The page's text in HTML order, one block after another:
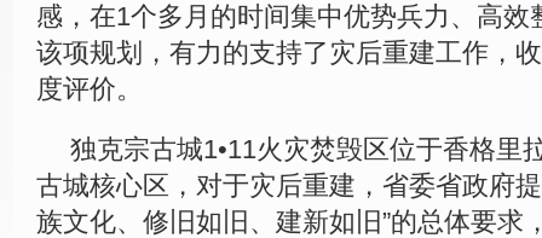
感，在1个多月的时间集中优势兵力、高效
该项规划，有力的支持了灾后重建工作，
度评价。
独克宗古城1•11火灾焚毁区位于香格里
古城核心区，对于灾后重建，省委省政府
族文化、修旧如旧、建新如旧”的总体要求